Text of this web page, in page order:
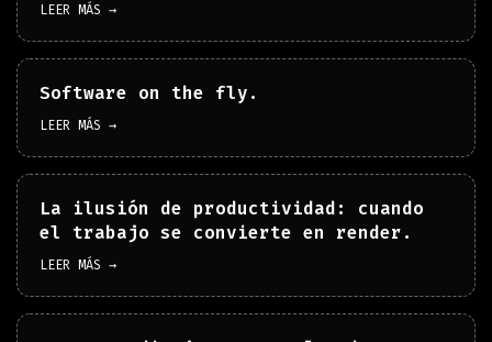
LEER MÁS →
Software on the fly.
LEER MÁS →
La ilusión de productividad: cuando
el trabajo se convierte en render.
LEER MÁS →